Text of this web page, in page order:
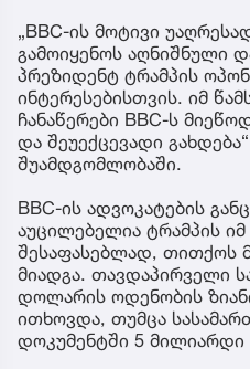
„BBC-ის მოტივი
გამოიყენოს აღნიშნული
პრეზიდენტ ტრამპის
ინტერესებისთვის. იმ
ჩანაწერები BBC-ს
და შეუექცევადი
შუამდგომლობაში.
BBC-ის ადვოკატების
აუცილებელია ტრამპის იმ
შესაფასებლად, თითქოს
მიადგა. თავდაპირველი
დოლარის ოდენობის
ითხოვდა, თუმცა
დოკუმენტში 5